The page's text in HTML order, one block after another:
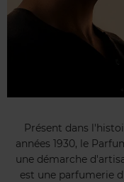
Présent dans
années 1930, le
une démarche
est une parfumerie